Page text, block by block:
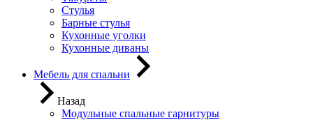
Стулья
Барные стулья
Кухонные уголки
Кухонные диваны
Мебель для спальни
Назад
Модульные спальные гарнитуры